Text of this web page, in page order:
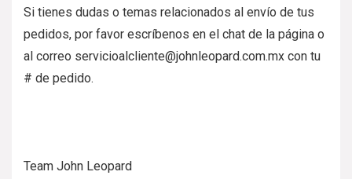
Si tienes dudas o temas relacionados al envío de tus
pedidos, por favor escríbenos en el chat de la página o
al correo servicioalcliente@johnleopard.com.mx con tu
# de pedido.
Team John Leopard